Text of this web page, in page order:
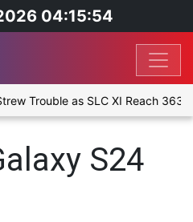
04:15:54
Trouble as SLC XI Reach 363/
S24